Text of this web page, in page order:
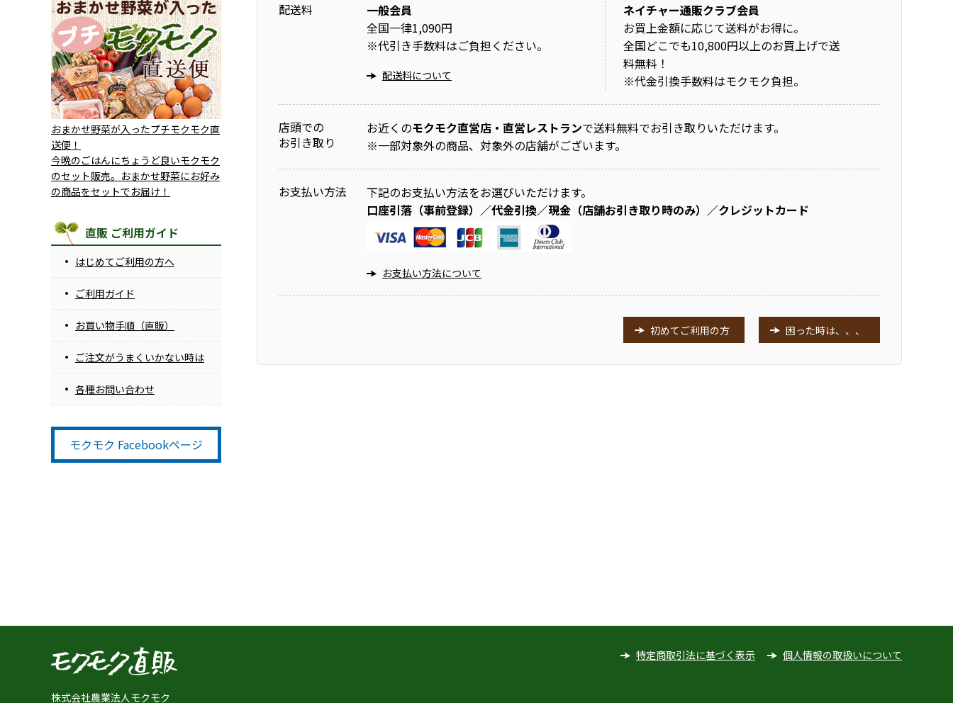
おまかせ野菜が入ったプチモクモク直
送便！
今晩のごはんにちょうど良いモクモク
のセット販売。おまかせ野菜にお好み
の商品をセットでお届け！
直販 ご利用ガイド
はじめてご利用の方へ
ご利用ガイド
お買い物手順（直販）
ご注文がうまくいかない時は
各種お問い合わせ
モクモク Facebookページ
配送料
一般会員
全国一律1,090円
※代引き手数料はご負担ください。
配送料について
ネイチャー通販クラブ会員
お買上金額に応じて送料がお得に。
全国どこでも10,800円以上のお買上げで送
料無料！
※代金引換手数料はモクモク負担。
店頭での
お引き取り
お近くのモクモク直営店・直営レストランで送料無料でお引き取りいただけます。
※一部対象外の商品、対象外の店舗がございます。
お支払い方法
下記のお支払い方法をお選びいただけます。
口座引落（事前登録）／代金引換／現金（店舗お引き取り時のみ）／クレジットカード
お支払い方法について
初めてご利用の方 困った時は、、、
株式会社農業法人モクモク
特定商取引法に基づく表示 個人情報の取扱いについて